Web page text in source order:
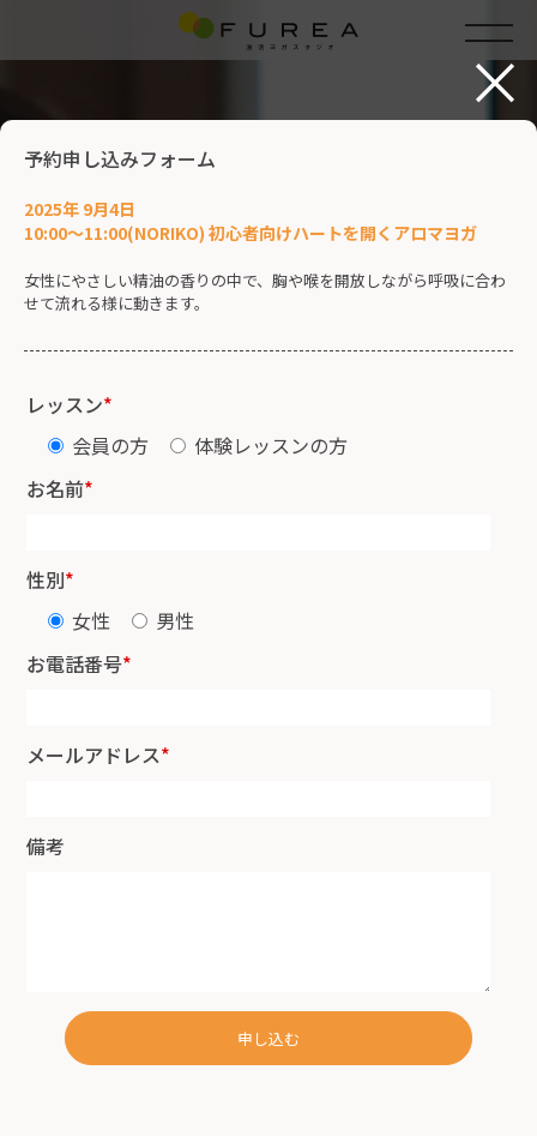
予約申し込みフォーム
2025年 9月4日
10:00～11:00(NORIKO) 初心者向けハートを開くアロマヨガ
女性にやさしい精油の香りの中で、胸や喉を開放しながら呼吸に合わ
せて流れる様に動きます。
レッスン*
会員の方
体験レッスンの方
お名前*
性別*
女性
男性
お電話番号*
メールアドレス*
備考
申し込む
×